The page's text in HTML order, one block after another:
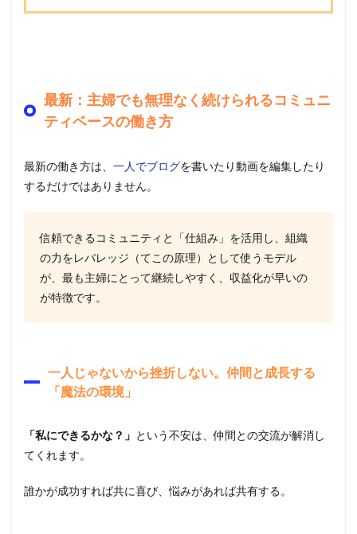
最新：主婦でも無理なく続けられるコミュニ
ティベースの働き方
最新の働き方は、 一人でブログを書いたり動画を編集したり
するだけではありません。
信頼できるコミュニティと「仕組み」を活用し、組織
の力をレバレッジ（てこの原理）として使うモデル
が、最も主婦にとって継続しやすく、収益化が早いの
が特徴です。
一人じゃないから挫折しない。仲間と成長する
「魔法の環境」
「私にできるかな？」 という不安は、仲間との交流が解消し
てくれます。
誰かが成功すれば共に喜び、悩みがあれば共有する。